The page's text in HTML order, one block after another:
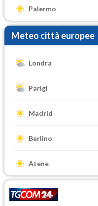
Palermo
Meteo città europee
Londra
Parigi
Madrid
Berlino
Atene